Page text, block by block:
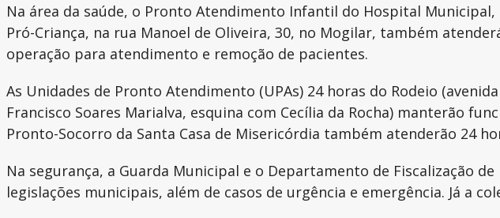
Na área da saúde, o Pronto Atendimento Infantil do Hospital
Pró-Criança, na rua Manoel de Oliveira, 30, no Mogilar, também
operação para atendimento e remoção de pacientes.
As Unidades de Pronto Atendimento (UPAs) 24 horas do Rodeio
Francisco Soares Marialva, esquina com Cecília da Rocha) manterão
Pronto-Socorro da Santa Casa de Misericórdia também atenderão 24
Na segurança, a Guarda Municipal e o Departamento de Fiscalização
legislações municipais, além de casos de urgência e emergência. Já a